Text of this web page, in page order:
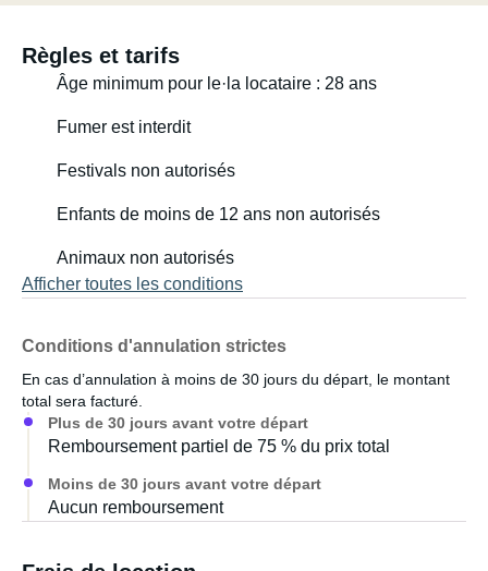
Règles et tarifs
Âge minimum pour le·la locataire : 28 ans
Fumer est interdit
Festivals non autorisés
Enfants de moins de 12 ans non autorisés
Animaux non autorisés
Afficher toutes les conditions
Conditions d'annulation strictes
En cas d’annulation à moins de 30 jours du départ, le montant
total sera facturé.
Plus de 30 jours avant votre départ
Remboursement partiel de 75 % du prix total
Moins de 30 jours avant votre départ
Aucun remboursement